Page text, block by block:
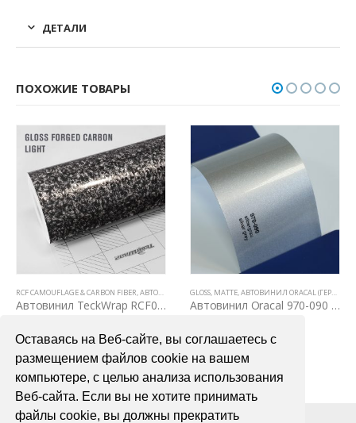
Оставаясь на Веб-сайте, вы соглашаетесь с
размещением файлов cookie на вашем
компьютере, с целью анализа использования
Веб-сайта. Если вы не хотите принимать
файлы cookie, вы должны прекратить
ДЕТАЛИ
ПОХОЖИЕ ТОВАРЫ
КАМУФЛЯЖ, ЦАРАПАННЫЙ МЕТАЛЛ)
ТОВАРЫ,ЦВЕТНЫЕ ВИНИЛОВЫЕ ПЛЕНКИ
RCF CAMOUFLAGE & CARBON FIBER АВТОВИНИЛ TECKWRAP ,ВСЕ ТОВАРЫ,ЦВЕТНЫЕ
Автовинил TeckWrap RCF08 Gloss Forged Carbon Lighter version
В КОРЗИНУ
GLOSS MATTE АВТОВИНИЛ ORACAL (ГЕРМАНИЯ)
Автовинил Oracal 970-090 silbergray silver gray – серый
В КОРЗИНУ